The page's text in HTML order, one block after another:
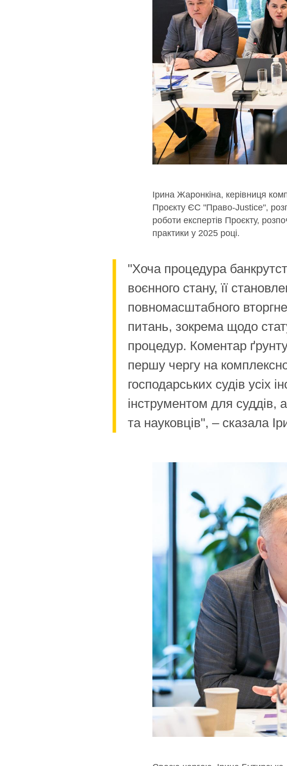
Ірина Жаронкіна, керівниця
Проєкту ЄС "Право-Justice",
роботи експертів Проєкту,
практики у 2025 році.
"Хоча процедура
воєнного стану, її
повномасштабного
питань, зокрема щодо
процедур. Коментар
першу чергу на
господарських судів усіх
інструментом для суддів,
та науковців", – сказала